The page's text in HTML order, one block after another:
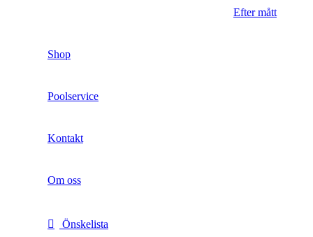
Efter mått
Shop
Poolservice
Kontakt
Om oss
Önskelista